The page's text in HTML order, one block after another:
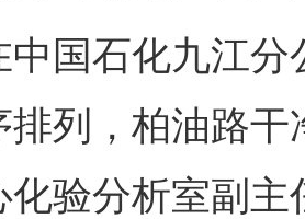
石化九江分
排列，柏油路
化验分析室副